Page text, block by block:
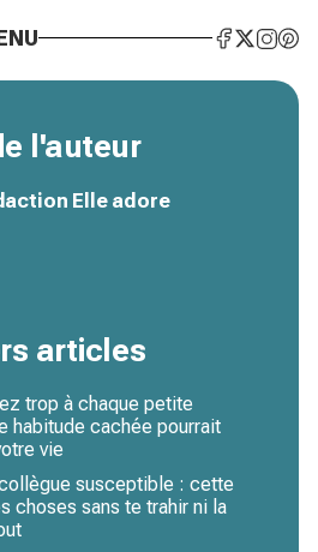
l'auteur
Elle adore
articles
trop à chaque petite
habitude cachée pourrait
vie
susceptible : cette
choses sans te trahir ni la